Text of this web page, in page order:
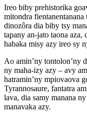
Ireo biby prehistorika
mitondra
dinozôra dia biby tsy
tapany an-jato taona aza,
habaka misy azy ireo sy
Ao amin’ny tontolon’ny
ny maha-izy azy – avy
hatramin’ny mpiovaova
Tyrannosaure, fantatra
lava, dia samy manana
manavaka azy.